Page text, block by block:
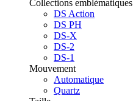
Collections emblématiques
DS Action
DS PH
DS-X
DS-2
DS-1
Mouvement
Automatique
Quartz